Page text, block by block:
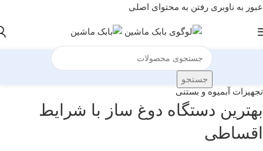
عبور به ناوبری رفتن به محتوای اصلی
جستجو
تجهیزات آبمیوه و بستنی
بهترین دستگاه دوغ ساز با شرایط
اقساطی